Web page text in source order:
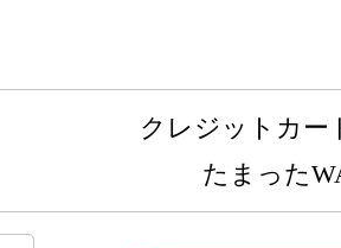
クレジットカー
たまった